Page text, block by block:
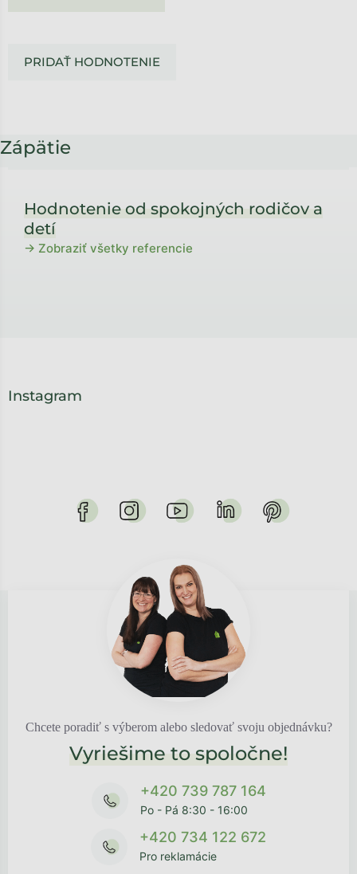
PRIDAŤ HODNOTENIE
Zápätie
Hodnotenie od spokojných rodičov a
detí
→ Zobraziť všetky referencie
Instagram
Chcete poradiť s výberom alebo sledovať svoju objednávku?
Vyriešime to spoločne!
+420 739 787 164
Po - Pá 8:30 - 16:00
+420 734 122 672
Pro reklamácie